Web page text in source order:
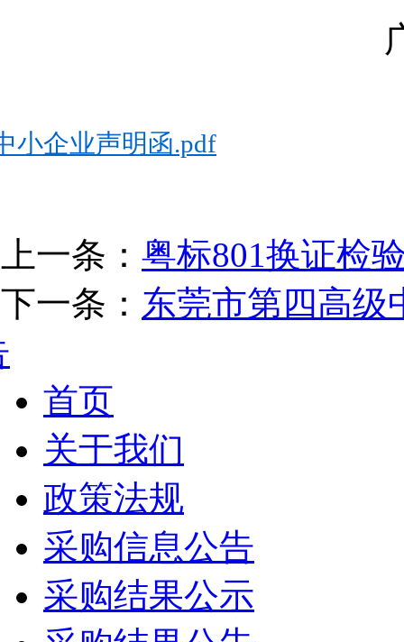
小企业声明函.pdf
上一条： 粤标801换证检
下一条： 东莞市第四高级
首页
关于我们
政策法规
采购信息公告
采购结果公示